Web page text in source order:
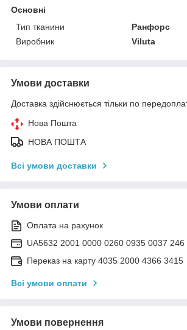
Основні
Тип тканини
Ранфорс
Виробник
Viluta
Умови доставки
Доставка здійснюється тільки по
Нова Пошта
НОВА ПОШТА
Всі умови доставки
Умови оплати
Оплата на рахунок
UA5632 2001 0000 0260 0935 0037 246
Переказ на карту 4035 2000 4366 3415
Всі умови оплати
Умови повернення